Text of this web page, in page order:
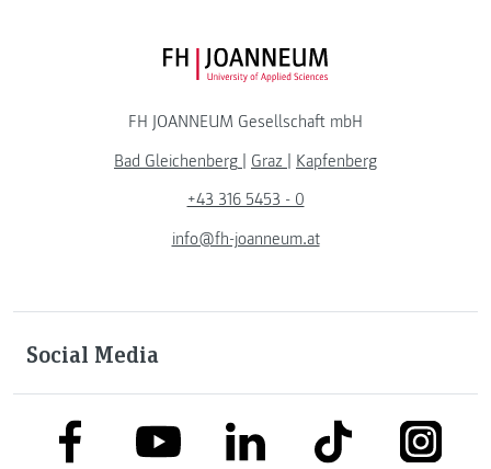
FH JOANNEUM Logo
FH JOANNEUM Gesellschaft mbH
Bad Gleichenberg | Graz | Kapfenberg
+43 316 5453 - 0
info@fh-joanneum.at
Social Media
link to facebooklink to youtubelink to linkedinlink to tiktok link to